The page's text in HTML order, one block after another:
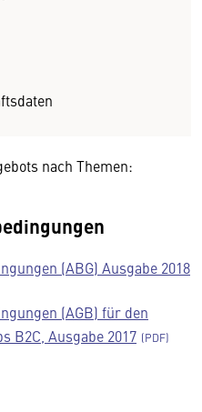
nach Themen:
(ABG) Ausgabe 2018
(AGB) für den
B2C, Ausgabe 2017